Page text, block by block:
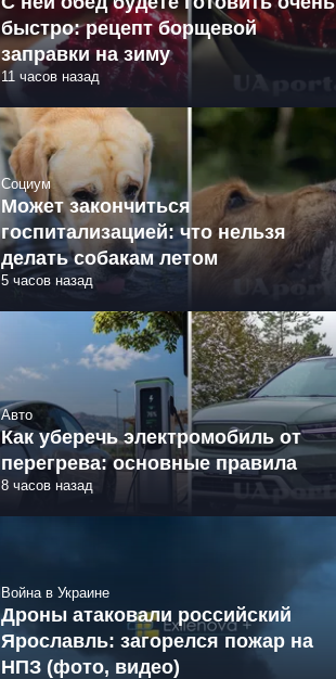
быстро: рецепт борщевой
заправки на зиму
11 часов назад
Социум
Может закончиться
госпитализацией: что нельзя
делать собакам летом
5 часов назад
Авто
Как уберечь электромобиль от
перегрева: основные правила
8 часов назад
Война в Украине
Дроны атаковали российский
Ярославль: загорелся пожар на
НПЗ (фото, видео)